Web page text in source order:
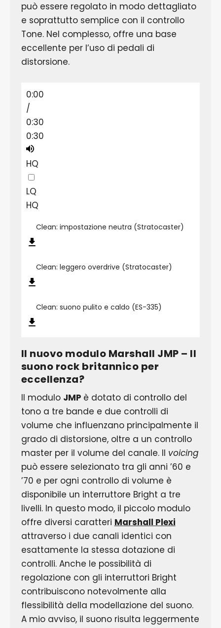
può essere regolato in modo dettagliato
e soprattutto semplice con il controllo
Tone. Nel complesso, offre una base
eccellente per l’uso di pedali di
distorsione.
0:00
/
0:30
0:30
HQ
LQ
HQ
Clean: impostazione neutra (Stratocaster)
Clean: leggero overdrive (Stratocaster)
Clean: suono pulito e caldo (ES-335)
Il nuovo modulo Marshall JMP – Il
suono rock britannico per
eccellenza?
Il modulo JMP è dotato di controllo del
tono a tre bande e due controlli di
volume che influenzano principalmente il
grado di distorsione, oltre a un controllo
master per il volume del canale. Il voicing
può essere selezionato tra gli anni ’60 e
’70 e per ogni controllo di volume è
disponibile un interruttore Bright a tre
livelli. In questo modo, il piccolo modulo
offre diversi caratteri Marshall Plexi
attraverso i due canali identici con
esattamente la stessa dotazione di
controlli. Anche le possibilità di
regolazione con gli interruttori Bright
contribuiscono notevolmente alla
flessibilità della modellazione del suono.
A mio avviso, il suono risulta leggermente